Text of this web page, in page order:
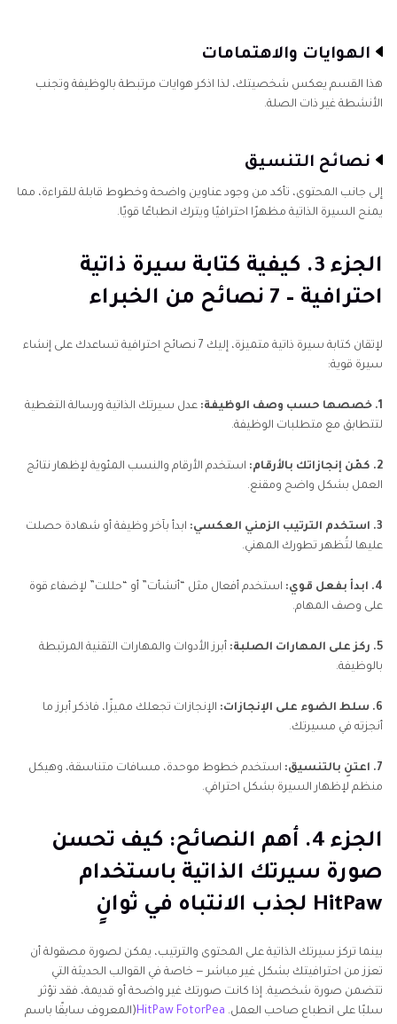
الهوايات والاهتمامات
هذا القسم يعكس شخصيتك، لذا اذكر هوايات مرتبطة بالوظيفة وتجنب
الأنشطة غير ذات الصلة.
نصائح التنسيق
إلى جانب المحتوى، تأكد من وجود عناوين واضحة وخطوط قابلة للقراءة، مما
يمنح السيرة الذاتية مظهرًا احترافيًا ويترك انطباعًا قويًا.
الجزء 3. كيفية كتابة سيرة ذاتية
احترافية – 7 نصائح من الخبراء
لإتقان كتابة سيرة ذاتية متميزة، إليك 7 نصائح احترافية تساعدك على إنشاء
سيرة قوية:
1. خصصها حسب وصف الوظيفة:
عدل سيرتك الذاتية ورسالة التغطية
لتتطابق مع متطلبات الوظيفة.
2. كمّن إنجازاتك بالأرقام:
استخدم الأرقام والنسب المئوية لإظهار نتائج
العمل بشكل واضح ومقنع.
3. استخدم الترتيب الزمني العكسي:
ابدأ بآخر وظيفة أو شهادة حصلت
عليها لتُظهر تطورك المهني.
4. ابدأ بفعل قوي:
استخدم أفعال مثل “أنشأت” أو “حللت” لإضفاء قوة
على وصف المهام.
5. ركز على المهارات الصلبة:
أبرز الأدوات والمهارات التقنية المرتبطة
بالوظيفة.
6. سلط الضوء على الإنجازات:
الإنجازات تجعلك مميزًا، فاذكر أبرز ما
أنجزته في مسيرتك.
7. اعتنِ بالتنسيق:
استخدم خطوط موحدة، مسافات متناسقة، وهيكل
منظم لإظهار السيرة بشكل احترافي.
الجزء 4. أهم النصائح: كيف تحسن
صورة سيرتك الذاتية باستخدام
HitPaw لجذب الانتباه في ثوانٍ
بينما تركز سيرتك الذاتية على المحتوى والترتيب، يمكن لصورة مصقولة أن
تعزز من احترافيتك بشكل غير مباشر — خاصة في القوالب الحديثة التي
تتضمن صورة شخصية. إذا كانت صورتك غير واضحة أو قديمة، فقد تؤثر
سلبًا على انطباع صاحب العمل. HitPaw FotorPea(المعروف سابقًا باسم